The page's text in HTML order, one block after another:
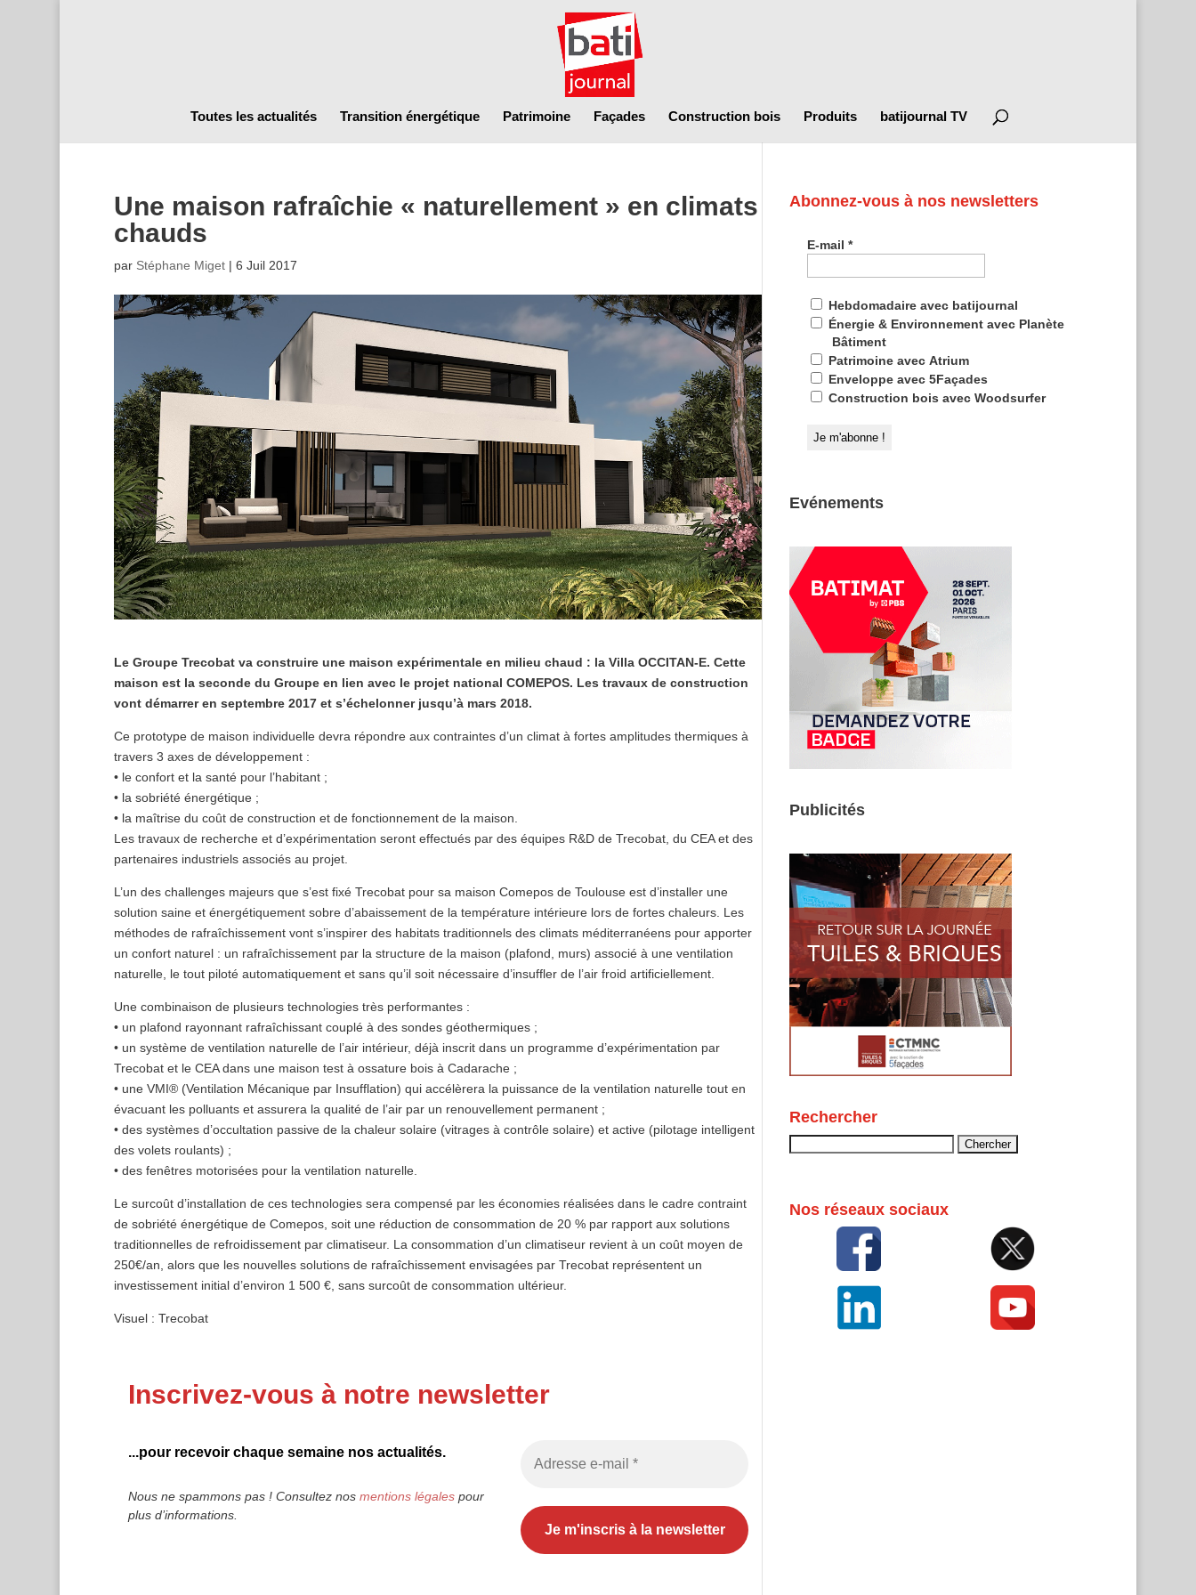
Toutes les actualités Transition énergétique Patrimoine Façades Construction bois Produits batijournal TV
Une maison rafraîchie « naturellement » en climats
chauds
par Stéphane Miget| 6 Juil 2017
Le Groupe Trecobat va construire une maison expérimentale en milieu chaud : la Villa OCCITAN-E. Cette
maison est la seconde du Groupe en lien avec le projet national COMEPOS. Les travaux de construction
vont démarrer en septembre 2017 et s’échelonner jusqu’à mars 2018.
Ce prototype de maison individuelle devra répondre aux contraintes d’un climat à fortes amplitudes thermiques à
travers 3 axes de développement :
• le confort et la santé pour l’habitant ;
• la sobriété énergétique ;
• la maîtrise du coût de construction et de fonctionnement de la maison.
Les travaux de recherche et d’expérimentation seront effectués par des équipes R&D de Trecobat, du CEA et des
partenaires industriels associés au projet.
L’un des challenges majeurs que s’est fixé Trecobat pour sa maison Comepos de Toulouse est d’installer une
solution saine et énergétiquement sobre d’abaissement de la température intérieure lors de fortes chaleurs. Les
méthodes de rafraîchissement vont s’inspirer des habitats traditionnels des climats méditerranéens pour apporter
un confort naturel : un rafraîchissement par la structure de la maison (plafond, murs) associé à une ventilation
naturelle, le tout piloté automatiquement et sans qu’il soit nécessaire d’insuffler de l’air froid artificiellement.
Une combinaison de plusieurs technologies très performantes :
• un plafond rayonnant rafraîchissant couplé à des sondes géothermiques ;
• un système de ventilation naturelle de l’air intérieur, déjà inscrit dans un programme d’expérimentation par
Trecobat et le CEA dans une maison test à ossature bois à Cadarache ;
• une VMI® (Ventilation Mécanique par Insufflation) qui accélèrera la puissance de la ventilation naturelle tout en
évacuant les polluants et assurera la qualité de l’air par un renouvellement permanent ;
• des systèmes d’occultation passive de la chaleur solaire (vitrages à contrôle solaire) et active (pilotage intelligent
des volets roulants) ;
• des fenêtres motorisées pour la ventilation naturelle.
Le surcoût d’installation de ces technologies sera compensé par les économies réalisées dans le cadre contraint
de sobriété énergétique de Comepos, soit une réduction de consommation de 20 % par rapport aux solutions
traditionnelles de refroidissement par climatiseur. La consommation d’un climatiseur revient à un coût moyen de
250€/an, alors que les nouvelles solutions de rafraîchissement envisagées par Trecobat représentent un
investissement initial d’environ 1 500 €, sans surcoût de consommation ultérieur.
Visuel : Trecobat
Inscrivez-vous à notre newsletter
...pour recevoir chaque semaine nos actualités.
Nous ne spammons pas ! Consultez nos mentions légalespour
plus d’informations.
Abonnez-vous à nos newsletters
E-mail*
Hebdomadaire avec batijournal
Énergie & Environnement avec Planète
Bâtiment
Patrimoine avec Atrium
Enveloppe avec 5Façades
Construction bois avec Woodsurfer
Evénements
Publicités
Rechercher
Nos réseaux sociaux